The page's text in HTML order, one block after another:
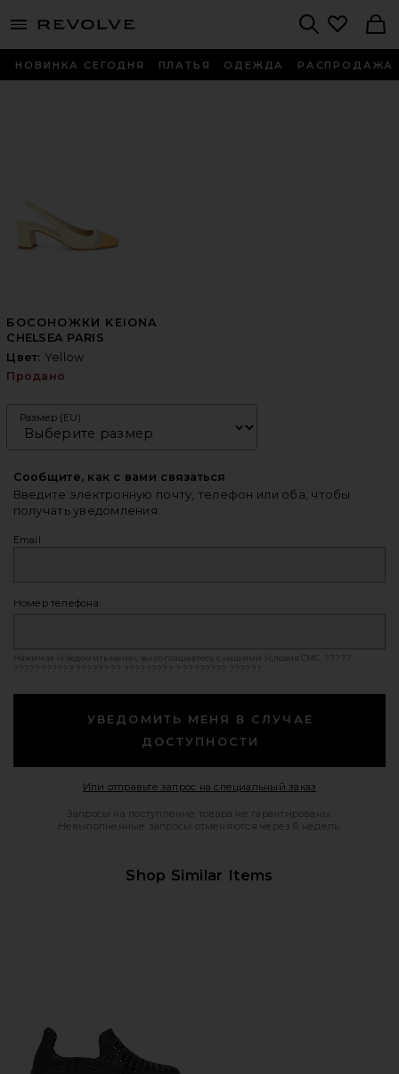
menu - shows more content
НОВИНКА СЕГОДНЯ ПЛАТЬЯ ОДЕЖДА РАСПРОДАЖА
БОСОНОЖКИ KEIONA
CHELSEA PARIS
Цвет: Yellow
Продано
Размер (EU)
Сообщите, как с вами связаться
Введите электронную почту, телефон или оба, чтобы
получать уведомления.
Email
Номер телефона
Нажимая «Уведомить меня», вы соглашаетесь с нашими Условия СМС
УВЕДОМИТЬ МЕНЯ В СЛУЧАЕ
ДОСТУПНОСТИ
Или отправьте запрос на специальный заказ
Запросы на поступление товара не гарантированы.
Невыполненные запросы отменяются через 6 недель.
Shop Similar Items